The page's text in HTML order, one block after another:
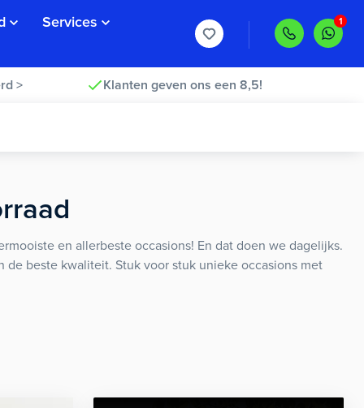
Services
> Klanten geven ons een 8,5!
en allerbeste occasions! En dat doen we dagelijks.
beste kwaliteit. Stuk voor stuk unieke occasions met